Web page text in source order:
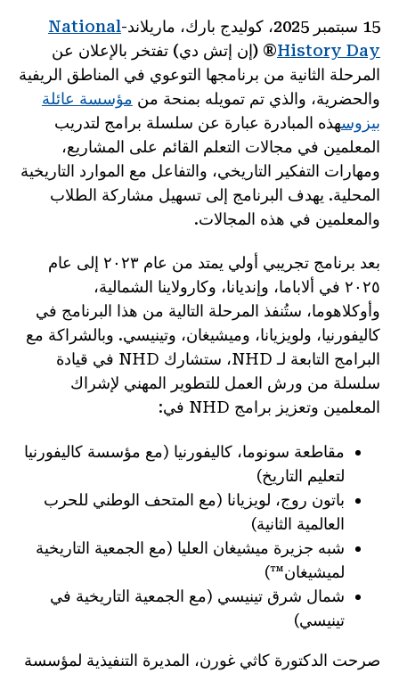
15 سبتمبر 2025، كوليدج بارك، ماريلاند -
National
History Day® (إن إتش دي) تفتخر بالإعلان عن
المرحلة الثانية من برنامجها التوعوي في المناطق الريفية
والحضرية، والذي تم تمويله بمنحة من مؤسسة عائلة
بيزوسهذه المبادرة عبارة عن سلسلة برامج لتدريب
المعلمين في مجالات التعلم القائم على المشاريع،
ومهارات التفكير التاريخي، والتفاعل مع الموارد التاريخية
المحلية. يهدف البرنامج إلى تسهيل مشاركة الطلاب
والمعلمين في هذه المجالات.
بعد برنامج تجريبي أولي يمتد من عام ٢٠٢٣ إلى عام
٢٠٢٥ في ألاباما، وإنديانا، وكارولاينا الشمالية،
وأوكلاهوما، ستُنفذ المرحلة التالية من هذا البرنامج في
كاليفورنيا، ولويزيانا، وميشيغان، وتينيسي. وبالشراكة مع
البرامج التابعة لـ NHD، ستشارك NHD في قيادة
سلسلة من ورش العمل للتطوير المهني لإشراك
المعلمين وتعزيز برامج NHD في:
مقاطعة سونوما، كاليفورنيا (مع مؤسسة كاليفورنيا
لتعليم التاريخ)
باتون روج، لويزيانا (مع المتحف الوطني للحرب
العالمية الثانية)
شبه جزيرة ميشيغان العليا (مع الجمعية التاريخية
لميشيغان™)
شمال شرق تينيسي (مع الجمعية التاريخية في
تينيسي)
صرحت الدكتورة كاثي غورن، المديرة التنفيذية لمؤسسة